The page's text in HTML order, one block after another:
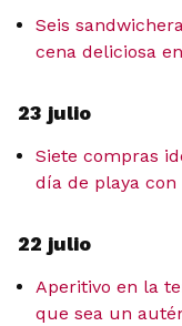
Seis
cena deliciosa
23 julio
Siete compras
día de playa
22 julio
Aperitivo en la
que sea un